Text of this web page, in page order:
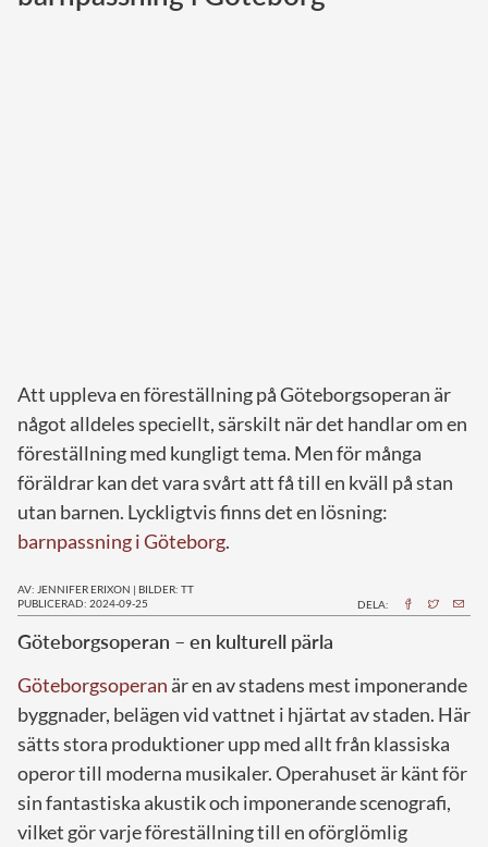
Monacos furstehus
Att uppleva en föreställning på Göteborgsoperan är
något alldeles speciellt, särskilt när det handlar om en
föreställning med kungligt tema. Men för många
föräldrar kan det vara svårt att få till en kväll på stan
utan barnen. Lyckligtvis finns det en lösning:
barnpassning i Göteborg.
AV: JENNIFER ERIXON | BILDER: TT
PUBLICERAD: 2024-09-25
DELA:
Göteborgsoperan – en kulturell pärla
Göteborgsoperan är en av stadens mest imponerande
byggnader, belägen vid vattnet i hjärtat av staden. Här
sätts stora produktioner upp med allt från klassiska
operor till moderna musikaler. Operahuset är känt för
sin fantastiska akustik och imponerande scenografi,
vilket gör varje föreställning till en oförglömlig